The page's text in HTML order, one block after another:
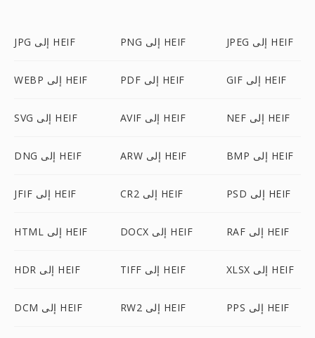
JPG إلى HEIF PNG إلى HEIF JPEG إلى HEIF
WEBP إلى HEIF PDF إلى HEIF GIF إلى HEIF
SVG إلى HEIF AVIF إلى HEIF NEF إلى HEIF
DNG إلى HEIF ARW إلى HEIF BMP إلى HEIF
JFIF إلى HEIF CR2 إلى HEIF PSD إلى HEIF
HTML إلى HEIF DOCX إلى HEIF RAF إلى HEIF
HDR إلى HEIF TIFF إلى HEIF XLSX إلى HEIF
DCM إلى HEIF RW2 إلى HEIF PPS إلى HEIF